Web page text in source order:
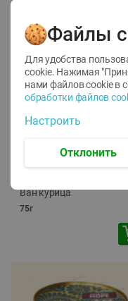
12
1.05 руб./
руб./шт
Корм влаж. для кош. с
Ван курица
75г
Файлы
Для удобства
cookie. Нажимая
нами файлов cookie в
обработки файлов
Настроить
Отклонить